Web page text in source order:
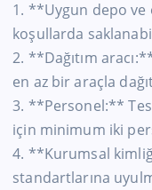
1. **Uygun depo ve
koşullarda
2. **Dağıtım
en az bir araçla
3. **Personel:**
için minimum iki
4. **Kurumsal
standartlarına